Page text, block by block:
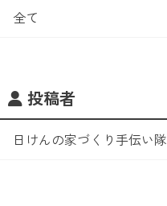
全て
投稿者
日けんの家づくり手伝い隊